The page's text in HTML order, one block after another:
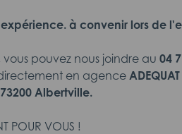
à convenir lors de
vous pouvez nous joindre au 04
en agence
Albertville.
POUR VOUS !